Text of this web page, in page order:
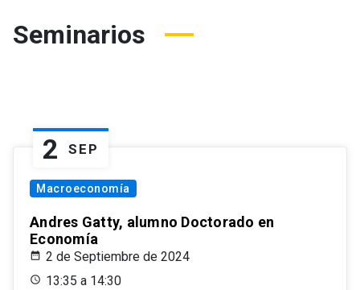
Seminarios
2 SEP
Macroeconomía
Andres Gatty, alumno Doctorado en
Economía
2 de Septiembre de 2024
13:35 a 14:30